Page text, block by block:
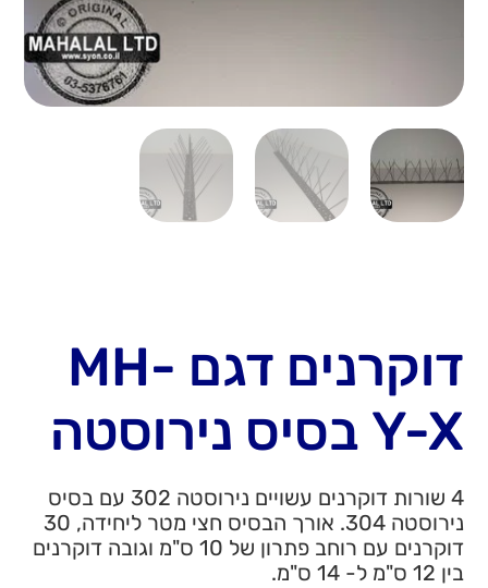
דוקרנים דגם MH-
Y-X בסיס נירוסטה
4 שורות דוקרנים עשויים נירוסטה 302 עם בסיס
נירוסטה 304. אורך הבסיס חצי מטר ליחידה, 30
דוקרנים עם רוחב פתרון של 10 ס"מ וגובה דוקרנים
בין 12 ס"מ ל- 14 ס"מ.